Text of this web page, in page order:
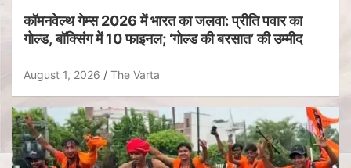
कॉमनवेल्थ गेम्स 2026 में भारत का जलवा: प्रीति पवार का
गोल्ड, बॉक्सिंग में 10 फाइनल; ‘गोल्ड की बरसात’ की उम्मीद
August 1, 2026 The Varta